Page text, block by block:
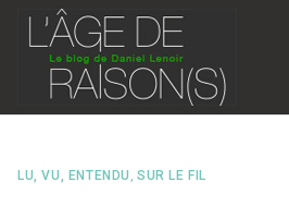
Skip
content
LU, VU, ENTENDU , SUR LE FIL